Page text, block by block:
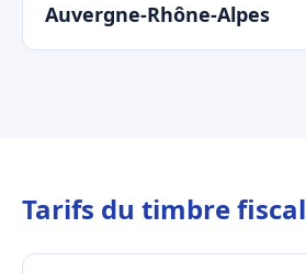
Auvergne-Rhône-Alpes
Tarifs du timbre fiscal